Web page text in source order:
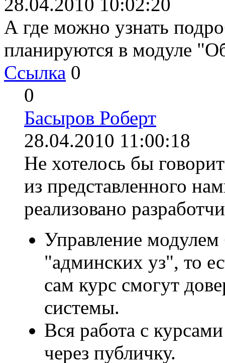
А где можно узнать
планируются в модуле
Ссылка 0
0
Басыров Роберт
28.04.2010 11:00:18
Не хотелось бы
из представленного
реализовано
Управление модулем
"админских уз", то
сам курс смогут
системы.
Вся работа с
через публичку.